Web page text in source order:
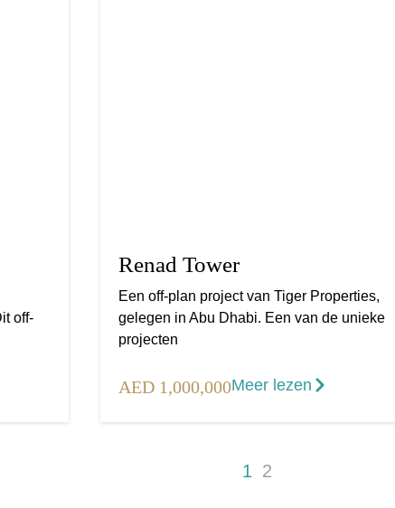
off-
Renad Tower
Een off-plan project van Tiger Properties,
gelegen in Abu Dhabi. Een van de unieke
projecten
AED 1,000,000Meer lezen
1 2